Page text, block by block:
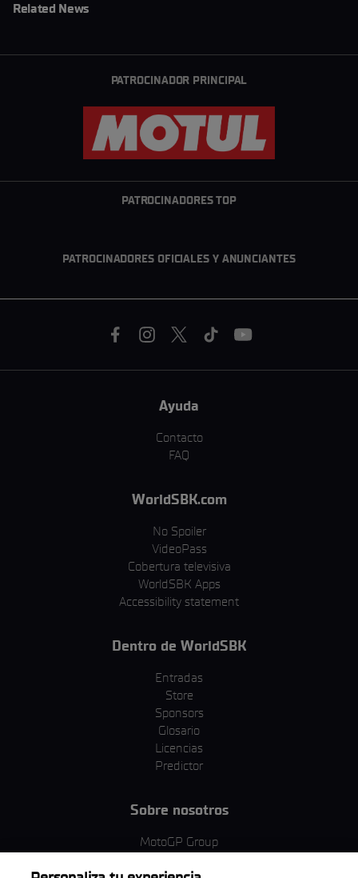
Related News
PATROCINADOR PRINCIPAL
PATROCINADORES TOP
PATROCINADORES OFICIALES Y ANUNCIANTES
Ayuda
Contacto
FAQ
WorldSBK.com
No Spoiler
VideoPass
Cobertura televisiva
WorldSBK Apps
Accessibility statement
Dentro de WorldSBK
Entradas
Store
Sponsors
Glosario
Licencias
Predictor
Sobre nosotros
MotoGP Group